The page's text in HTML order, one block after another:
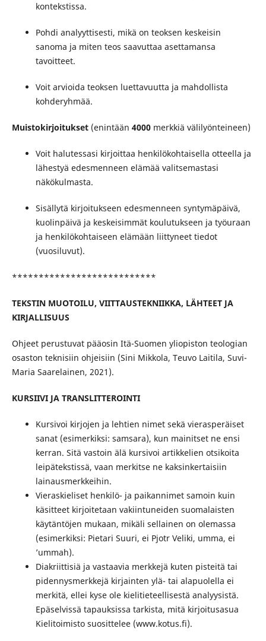
kontekstissa.
Pohdi analyyttisesti, mikä on teoksen keskeisin
sanoma ja miten teos saavuttaa asettamansa
tavoitteet.
Voit arvioida teoksen luettavuutta ja mahdollista
kohderyhmää.
Muistokirjoitukset (enintään 4000merkkiä välilyönteineen)
Voit halutessasi kirjoittaa henkilökohtaisella otteella ja
lähestyä edesmenneen elämää valitsemastasi
näkökulmasta.
Sisällytä kirjoitukseen edesmenneen syntymäpäivä,
kuolinpäivä ja keskeisimmät koulutukseen ja työuraan
ja henkilökohtaiseen elämään liittyneet tiedot
(vuosiluvut).
***************************
TEKSTIN MUOTOILU, VIITTAUSTEKNIIKKA, LÄHTEET JA
KIRJALLISUUS
Ohjeet perustuvat pääosin Itä-Suomen yliopiston teologian
osaston teknisiin ohjeisiin (Sini Mikkola, Teuvo Laitila, Suvi-
Maria Saarelainen, 2021).
KURSIIVI JA TRANSLITTEROINTI
Kursivoi kirjojen ja lehtien nimet sekä vierasperäiset
sanat (esimerkiksi: samsara), kun mainitset ne ensi
kerran. Sitä vastoin älä kursivoi artikkelien otsikoita
leipätekstissä, vaan merkitse ne kaksinkertaisiin
lainausmerkkeihin.
Vieraskieliset henkilö- ja paikannimet samoin kuin
käsitteet kirjoitetaan vakiintuneiden suomalaisten
käytäntöjen mukaan, mikäli sellainen on olemassa
(esimerkiksi: Pietari Suuri, ei Pjotr Veliki, umma, ei
’ummah).
Diakriittisiä ja vastaavia merkkejä kuten pisteitä tai
pidennysmerkkejä kirjainten ylä- tai alapuolella ei
merkitä, ellei kyse ole kielitieteellisestä analyysistä.
Epäselvissä tapauksissa tarkista, mitä kirjoitusasua
Kielitoimisto suosittelee (www.kotus.fi).